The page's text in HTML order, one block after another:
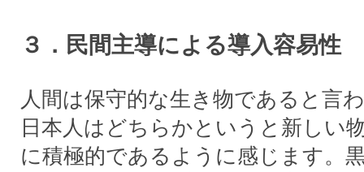
３．民間主導による導入容易性
人間は保守的な生き物であると言
日本人はどちらかというと新しい
に積極的であるように感じます。